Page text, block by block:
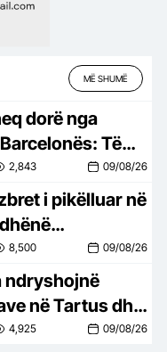
MË SHUMË
dorë nga
Të
në Manchester!
2,843 09/08/26
i pikëlluar në
babait!
kokëulur nga
familjen
8,500 09/08/26
ndryshojnë
në Tartus dhe
4,925 09/08/26